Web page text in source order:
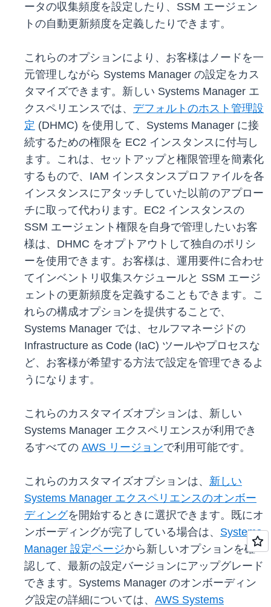
ータの収集頻度を設定したり、SSM エージェン
トの自動更新頻度を定義したりできます。
これらのオプションにより、お客様はノードを一
元管理しながら Systems Manager の設定をカス
タマイズできます。新しい Systems Manager エ
クスペリエンスでは、 デフォルトのホスト管理設
定 (DHMC) を使用して、Systems Manager に接
続するための権限を EC2 インスタンスに付与し
ます。これは、セットアップと権限管理を簡素化
するもので、IAM インスタンスプロファイルを各
インスタンスにアタッチしていた以前のアプロー
チに取って代わります。EC2 インスタンスの
SSM エージェント権限を自身で管理したいお客
様は、DHMC をオプトアウトして独自のポリシ
ーを使用できます。お客様は、運用要件に合わせ
てインベントリ収集スケジュールと SSM エージ
ェントの更新頻度を定義することもできます。こ
れらの構成オプションを提供することで、
Systems Manager では、セルフマネージドの
Infrastructure as Code (IaC) ツールやプロセスな
ど、お客様が希望する方法で設定を管理できるよ
うになります。
これらのカスタマイズオプションは、新しい
Systems Manager エクスペリエンスが利用でき
るすべての AWS リージョンで利用可能です。
これらのカスタマイズオプションは、 新しい
Systems Manager エクスペリエンスのオンボー
ディングを開始するときに選択できます。既にオ
ンボーディングが完了している場合は、 Systems
Manager 設定ページから新しいオプションを確
認して、最新の設定バージョンにアップグレード
できます。Systems Manager のオンボーディン
グ設定の詳細については、 AWS Systems